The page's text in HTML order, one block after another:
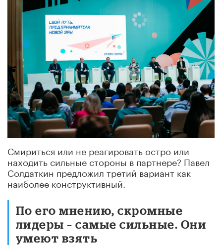
Смириться или не реагировать остро или
находить сильные стороны в партнере? Павел
Солдаткин предложил третий вариант как
наиболее конструктивный.
По его мнению, скромные
лидеры – самые сильные. Они
умеют взять